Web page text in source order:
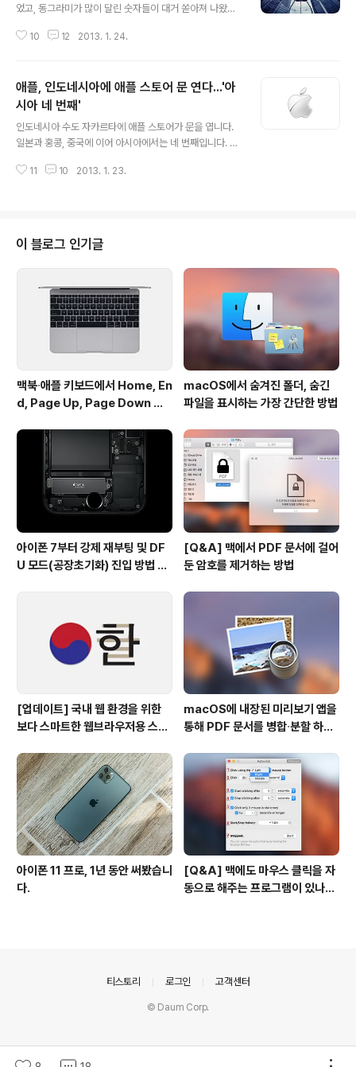
었고, 동그라미가 많이 달린 숫자들이 대거 쏟아져 나왔습
를 내고 있는데 이중 몇 가지 보도를 인용해 핵심적인 내용
매년 10월 1일에 시작해 다음 해 9월 30일에 끝납니다. 따
라서 미국의 회계연도 1분기는 한국의 회계연도 4분기에
해당합니다. 따라서 이번의 애플 1분기 실적 발표는 2012
년 10월 1일부터 2012년 12월 31일까지 데이터에 근거
하고 있습니다. 긍정적인 면 미화 544억 달러 매출(약 한
화 58조 2천억원), 131억 달러(약 한화 14조원) ..
10 12 2013. 1. 24.
애플, 인도네시아에 애플 스토어 문 연다...'아
시아 네 번째'
인도네시아 수도 자카르타에 애플 스토어가 문을 엽니다.
일본과 홍콩, 중국에 이어 아시아에서는 네 번째입니다. 뉴
시아 투자청(BKPM)에 제출한 애플스토어 운영 신청이 최
개될 것으로 내다봤습니다. 애플은 지난 2008년부터 201
0년까지 인도네시아에서 온라인 스토어를 운영했지만 제
품 배송의 난관 때문에 제품 직접 판매를 중단하고 오로지
제품 설명 및 가격 안내의 목적으로만 온라인 웹사이트가
유지해 왔습니다. 하지만 인도네시아인들이 현지에서 애플
웹사이트에 안내되어 있는 가격대로 ..
11 10 2013. 1. 23.
이 블로그 인기글
맥북∙애플 키보드에서 Home, En
d, Page Up, Page Down 키
macOS에서 숨겨진 폴더, 숨긴
파일을 표시하는 가장 간단한 방법
아이폰 7부터 강제 재부팅 및 DF
U 모드(공장초기화) 진입 방법 변
[Q&A] 맥에서 PDF 문서에 걸어
둔 암호를 제거하는 방법
[업데이트] 국내 웹 환경을 위한
보다 스마트한 웹브라우저용 스타
macOS에 내장된 미리보기 앱을
통해 PDF 문서를 병합∙분할 하는
아이폰 11 프로, 1년 동안 써봤습니
다.
[Q&A] 맥에도 마우스 클릭을 자
동으로 해주는 프로그램이 있나
티스토리 로그인 고객센터
© Daum Corp.